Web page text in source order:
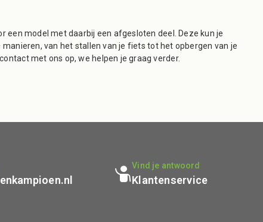
een model met daarbij een afgesloten deel. Deze kun je
van het stallen van je fiets tot het opbergen van je
met ons op, we helpen je graag verder.
Vind je antwoord
Klantenservice